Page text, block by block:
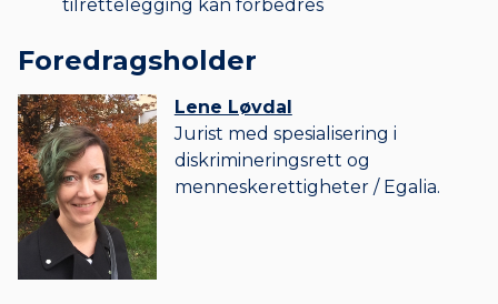
tilrettelegging kan forbedres
Foredrags­holder
Lene Løvdal
Jurist med spesialisering i
diskrimineringsrett og
menneskerettigheter / Egalia.